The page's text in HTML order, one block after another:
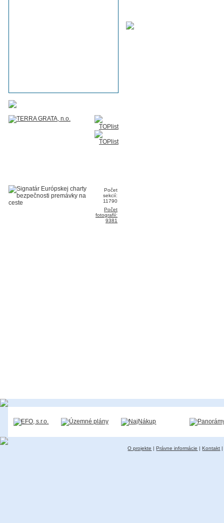
Počet
sekcií:
11790
Počet
fotografií:
9381
O projekte |Právne informácie |Kontakt